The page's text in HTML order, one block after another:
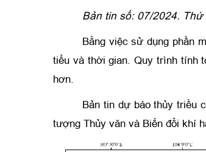
Bản tin số: 07/2024.
Bằng việc sử dụng phần
tiểu và thời gian.Quy trình tính
hơn.
Bản tin dự báo thủy triều
tượng Thủy văn và Biến đổi khí